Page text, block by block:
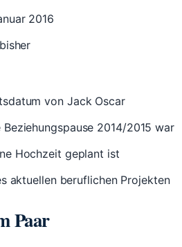
2016
von Jack Oscar
Beziehungspause 2014/2015 war
Hochzeit geplant ist
aktuellen beruflichen Projekten
Paar